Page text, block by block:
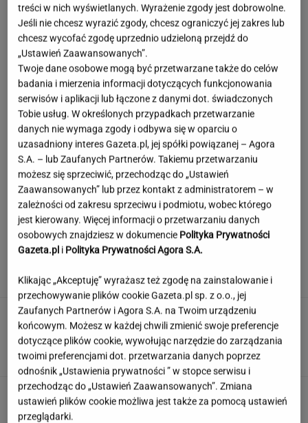
Fabijański ujawnia prawdę o randkowaniu.
Tak mówi o aplikacjach
Anastazja Kuś została mistrzynią
świata. "Kariera przez pośladki"? Mamy
komentarz
SUBSKRYPCJA
Znasz się na wypiekach? Nasze pytania i tak
mogą cię zaskoczyć!
treści w nich wyświetlanych. Wyrażenie zgody jest dobrowolne.
Jeśli nie chcesz wyrazić zgody, chcesz ograniczyć jej zakres lub
chcesz wycofać zgodę uprzednio udzieloną przejdź do
„Ustawień Zaawansowanych”.
Twoje dane osobowe mogą być przetwarzane także do celów
badania i mierzenia informacji dotyczących funkcjonowania
serwisów i aplikacji lub łączone z danymi dot. świadczonych
Tobie usług. W określonych przypadkach przetwarzanie
danych nie wymaga zgody i odbywa się w oparciu o
uzasadniony interes Gazeta.pl, jej spółki powiązanej – Agora
S.A. – lub Zaufanych Partnerów. Takiemu przetwarzaniu
możesz się sprzeciwić, przechodząc do „Ustawień
Zaawansowanych” lub przez kontakt z administratorem – w
zależności od zakresu sprzeciwu i podmiotu, wobec którego
jest kierowany. Więcej informacji o przetwarzaniu danych
osobowych znajdziesz w dokumencie Polityka Prywatności
Gazeta.pl i Polityka Prywatności Agora S.A.
Klikając „Akceptuję” wyrażasz też zgodę na zainstalowanie i
przechowywanie plików cookie Gazeta.pl sp. z o.o., jej
Zaufanych Partnerów i Agora S.A. na Twoim urządzeniu
końcowym. Możesz w każdej chwili zmienić swoje preferencje
dotyczące plików cookie, wywołując narzędzie do zarządzania
twoimi preferencjami dot. przetwarzania danych poprzez
odnośnik „Ustawienia prywatności ” w stopce serwisu i
przechodząc do „Ustawień Zaawansowanych”. Zmiana
ustawień plików cookie możliwa jest także za pomocą ustawień
przeglądarki.